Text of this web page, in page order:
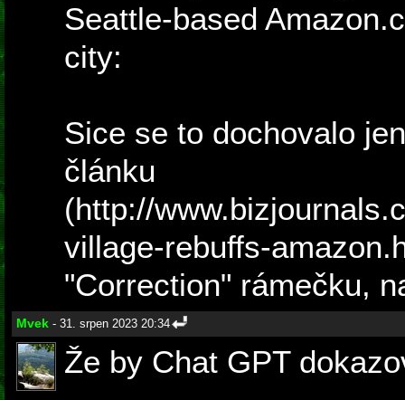
Seattle-based
city:
Sice se to dochovalo
článku
(http://
village-rebuffs-
"Correction" rámečku,
Mvek - 31. srpen 2023 20:34
Že by Chat GPT